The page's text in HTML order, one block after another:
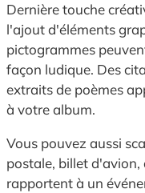
Dernière touche
l'ajout d'éléments
pictogrammes
façon ludique. Des
extraits de poèmes
à votre album.
Vous pouvez aussi
postale, billet d'avion,
rapportent à un